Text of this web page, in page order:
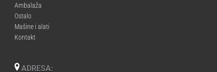
Ambalaža
Ostalo
Mašine i alati
Kontakt
ADRESA: